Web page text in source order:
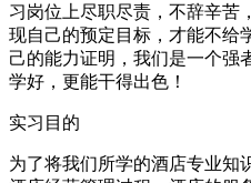
习岗位上尽职尽责，不辞辛苦
现自己的预定目标，才能不给
己的能力证明，我们是一个强
学好，更能干得出色！
实习目的
为了将我们所学的酒店专业知